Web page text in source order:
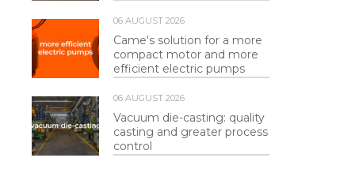
06 AUGUST 2026
Came's solution for a more
compact motor and more
efficient electric pumps
06 AUGUST 2026
Vacuum die-casting: quality
casting and greater process
control